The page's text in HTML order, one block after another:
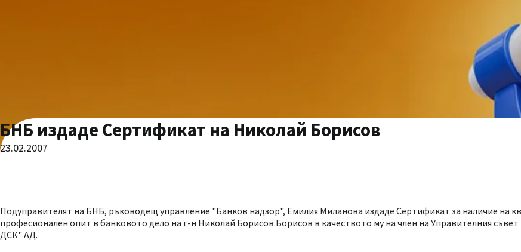
БНБ издаде Сертификат на Николай Борисов
23.02.2007
Подуправителят на БНБ, ръководещ управление "Банков надзор", Емилия Миланова издаде Сертификат за наличие на
професионален опит в банковото дело на г-н Николай Борисов Борисов в качеството му на член на Управителния
ДСК" АД.